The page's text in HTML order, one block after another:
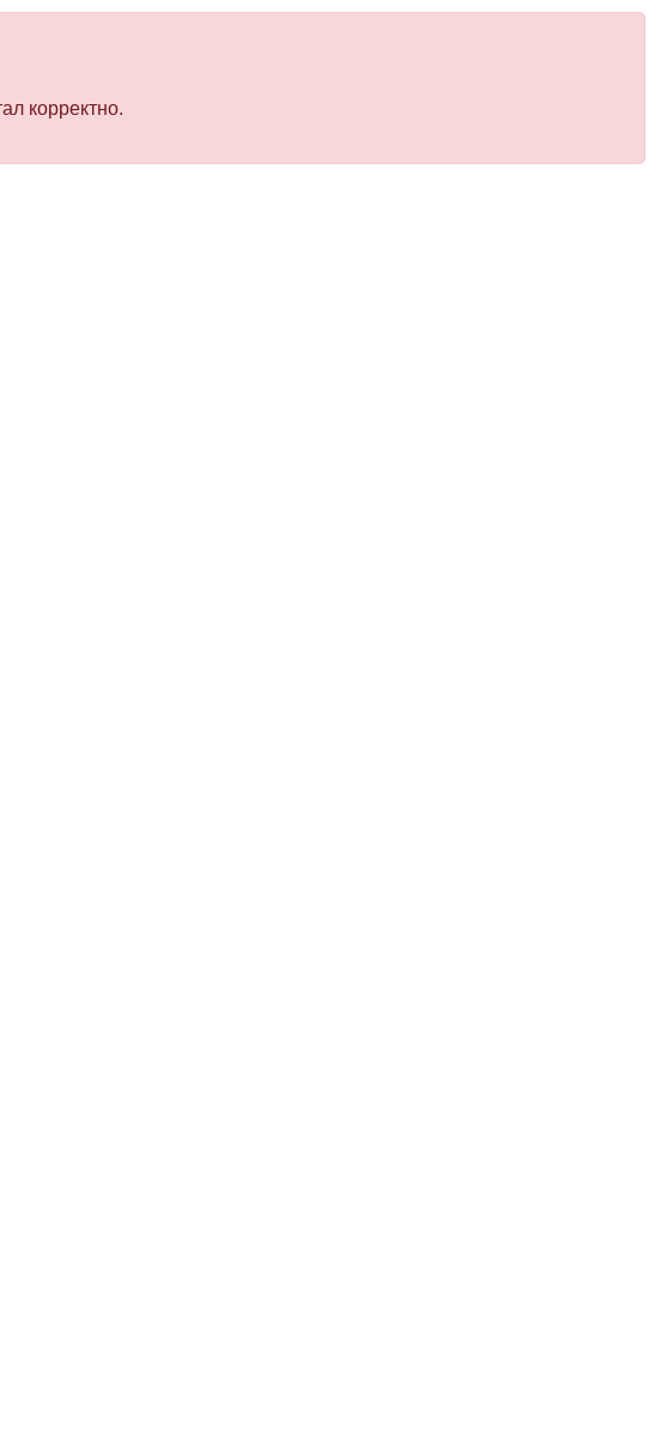
корректно.